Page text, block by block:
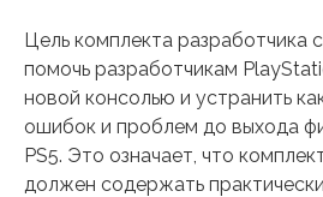
Цель комплекта разработчика
помочь разработчикам
новой консолью и устранить
ошибок и проблем до выхода
PS5. Это означает, что
должен содержать